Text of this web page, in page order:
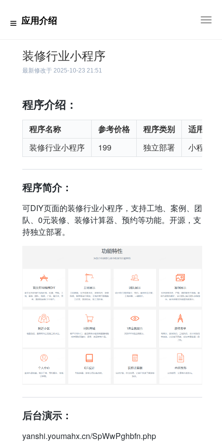
切
应用介绍
装修行业小程序
最新修改于 2025-10-23 21:51
程序介绍：
程序名称 参考价格 程序类别
适用平台
装修行业小程序
199 独立部署 小程序
程序简介：
可DIY页面的装修行业小程序，支持工地、案例、团
队、0元装修、装修计算器、预约等功能。开源，支
持独立部署。
后台演示：
yanshi.youmahx.cn/SpWwPghbfn.php